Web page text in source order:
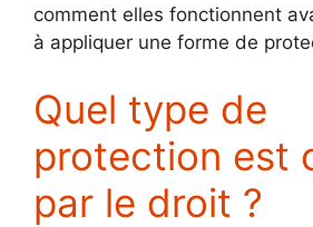
comment elles fonctionnent
à appliquer une forme de
Quel type de
protection est
par le droit ?